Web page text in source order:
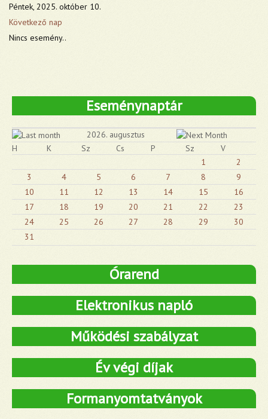
Péntek, 2025. október 10.
Következő nap
Nincs esemény..
Eseménynaptár
2026. augusztus
H
K Sz Cs P Sz
V
1
2
3
4 5 6 7 8
9
10
11 12 13 14 15
16
17
18 19 20 21 22
23
24
25 26 27 28 29
30
31
Órarend
Elektronikus napló
Működési szabályzat
Év végi díjak
Formanyomtatványok